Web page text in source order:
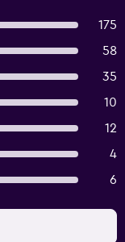
175
58
35
10
12
4
6